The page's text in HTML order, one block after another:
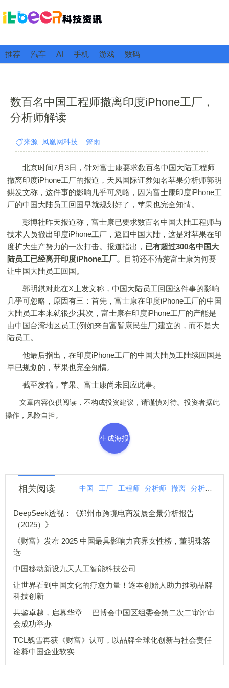
推荐 汽车 AI 手机 游戏 数码
数百名中国工程师撤离印度iPhone工厂，
分析师解读
来源: 凤凰网科技 箫雨
北京时间7月3日，针对富士康要求数百名中国大陆工程师
撤离印度iPhone工厂的报道，天风国际证券知名苹果分析师郭明
錤发文称，这件事的影响几乎可忽略，因为富士康印度iPhone工
厂的中国大陆员工回国早就规划好了，苹果也完全知情。
彭博社昨天报道称，富士康已要求数百名中国大陆工程师与
技术人员撤出印度iPhone工厂，返回中国大陆，这是对苹果在印
度扩大生产努力的一次打击。报道指出， 已有超过300名中国大
陆员工已经离开印度iPhone工厂。
目前还不清楚富士康为何要
让中国大陆员工回国。
郭明錤对此在X上发文称，中国大陆员工回国这件事的影响
几乎可忽略，原因有三：首先，富士康在印度iPhone工厂的中国
大陆员工本来就很少;其次，富士康在印度iPhone工厂的产能是
由中国台湾地区员工(例如来自富智康民生厂)建立的，而不是大
陆员工。
他最后指出，在印度iPhone工厂的中国大陆员工陆续回国是
早已规划的，苹果也完全知情。
截至发稿，苹果、富士康尚未回应此事。
文章内容仅供阅读，不构成投资建议，请谨慎对待。投资者据此
操作，风险自担。
生成海报
相关阅读 中国 工厂 工程师 分析师 撤离 分析
DeepSeek透视：《郑州市跨境电商发展全景分析报告
（2025）》
《财富》发布 2025 中国最具影响力商界女性榜，董明珠落
选
中国移动新设九天人工智能科技公司
让世界看到中国文化的疗愈力量！逐本创始人助力推动品牌
科技创新
共鉴卓越，启幕华章 —巴博会中国区组委会第二次二审评审
会成功举办
TCL魏雪再获《财富》认可，以品牌全球化创新与社会责任
诠释中国企业软实